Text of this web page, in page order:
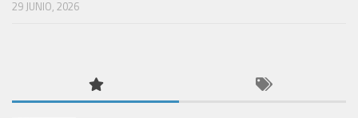
29 JUNIO, 2026